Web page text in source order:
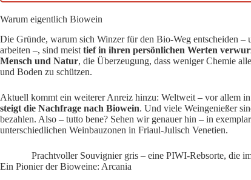
Warum eigentlich Biowein
Die Gründe, warum sich Winzer für den Bio-Weg entscheiden –
arbeiten –, sind meist tief in ihren persönlichen Werten
Mensch und Natur, die Überzeugung, dass weniger Chemie
und Boden zu schützen.
Aktuell kommt ein weiterer Anreiz hinzu: Weltweit – vor allem
steigt die Nachfrage nach Biowein. Und viele Weingenießer
bezahlen. Also – tutto bene? Sehen wir genauer hin – in
unterschiedlichen Weinbauzonen in Friaul-Julisch Venetien.
Prachtvoller Souvignier gris – eine PIWI-Rebsorte, die
Ein Pionier der Bioweine: Arcania